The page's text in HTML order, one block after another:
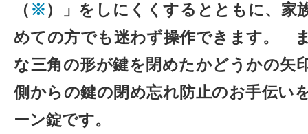
（ ※）」をしにくくするとともに、家
めての方でも迷わず操作できます。
な三角の形が鍵を閉めたかどうかの矢
側からの鍵の閉め忘れ防止のお手伝い
ーン錠です。